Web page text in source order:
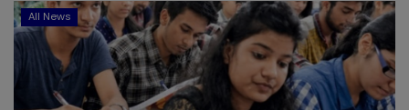
All News